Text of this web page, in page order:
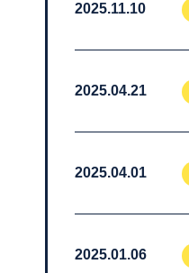
2025.11.10
2025.04.21
2025.04.01
2025.01.06